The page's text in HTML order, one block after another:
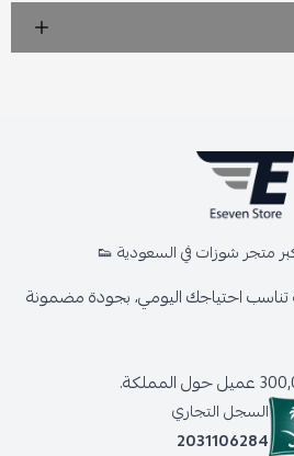
متجر شوزات في السعودية 👟
احتياجك اليومي، بجودة مضمونة
السجل التجاري
2031106284